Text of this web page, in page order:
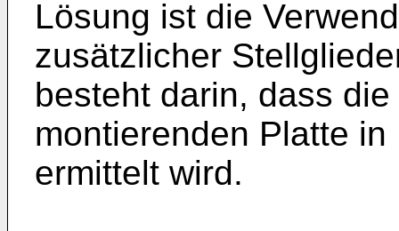
Lösung ist die
zusätzlicher
besteht darin, dass
montierenden Platte
ermittelt wird.